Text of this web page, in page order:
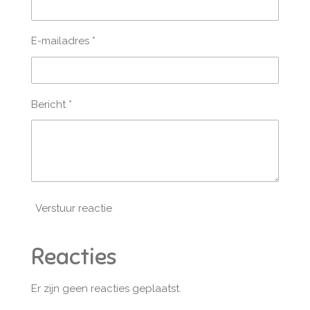
E-mailadres *
Bericht *
Verstuur reactie
Reacties
Er zijn geen reacties geplaatst.